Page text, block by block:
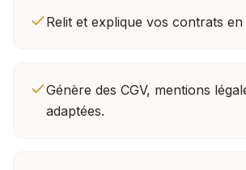
Relit et explique vos contrats en
Génère des CGV, mentions
adaptées.